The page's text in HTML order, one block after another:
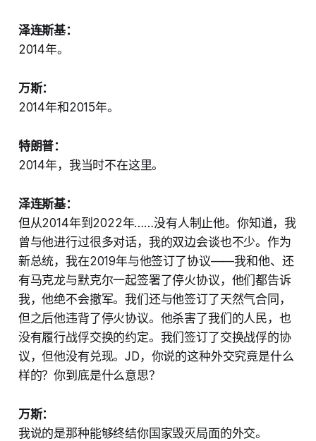
泽连斯基：
2014年。
万斯：
2014年和2015年。
特朗普：
2014年，我当时不在这里。
泽连斯基：
但从2014年到2022年……没有人制止他。你知道，我
曾与他进行过很多对话，我的双边会谈也不少。作为
新总统，我在2019年与他签订了协议——我和他、还
有马克龙与默克尔一起签署了停火协议，他们都告诉
我，他绝不会撤军。我们还与他签订了天然气合同，
但之后他违背了停火协议。他杀害了我们的人民，也
没有履行战俘交换的约定。我们签订了交换战俘的协
议，但他没有兑现。JD，你说的这种外交究竟是什么
样的？你到底是什么意思？
万斯：
我说的是那种能够终结你国家毁灭局面的外交。